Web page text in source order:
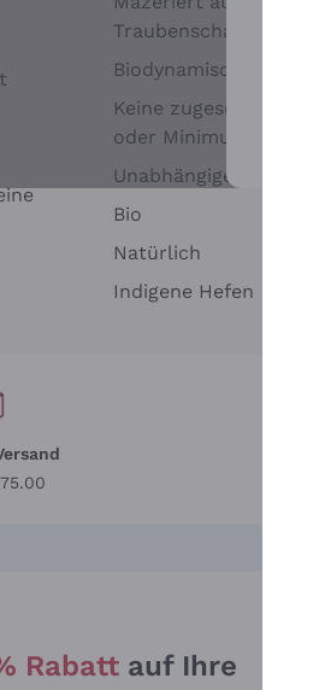
Traubenschalen
Biodynamisch
Keine zugesetzten
oder Minimum
Unabhängige
Bio
Natürlich
Indigene Hefen
Rabatt auf Ihre